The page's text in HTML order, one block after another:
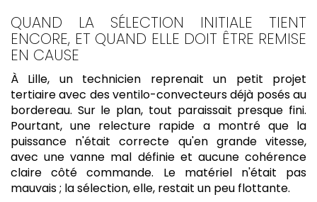
QUAND LA SÉLECTION INITIALE TIENT
ENCORE, ET QUAND ELLE DOIT ÊTRE REMISE
EN CAUSE
À Lille, un technicien reprenait un petit projet
tertiaire avec des ventilo-convecteurs déjà posés au
bordereau. Sur le plan, tout paraissait presque fini.
Pourtant, une relecture rapide a montré que la
puissance n'était correcte qu'en grande vitesse,
avec une vanne mal définie et aucune cohérence
claire côté commande. Le matériel n'était pas
mauvais ; la sélection, elle, restait un peu flottante.